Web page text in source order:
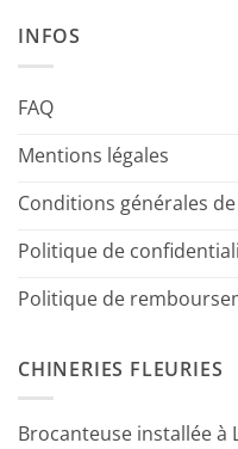
INFOS
FAQ
Mentions légales
Conditions générales
Politique de
Politique de
CHINERIES FLEURIES
Brocanteuse installée à